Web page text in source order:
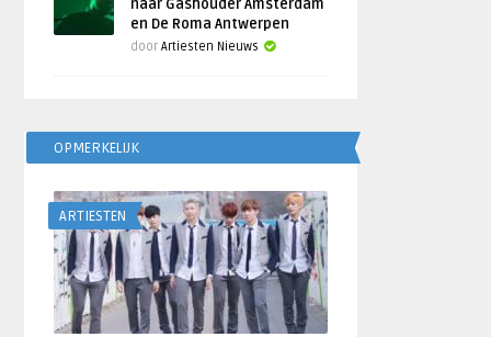
naar Gashouder Amsterdam
en De Roma Antwerpen
doorArtiesten Nieuws
OPMERKELIJK
ARTIESTEN